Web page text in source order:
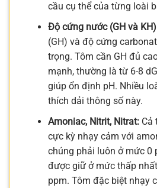
cầu cụ thể của từng loài
Độ cứng nước (GH và
(GH) và độ cứng
trọng. Tôm cần GH đủ
mạnh, thường là từ 6-8
giúp ổn định pH. Nhiều
thích dải thông số này.
Amoniac, Nitrit, Nitrat:Cả
cực kỳ nhạy cảm với
chúng phải luôn ở mức 0
được giữ ở mức thấp
ppm. Tôm đặc biệt nhạy